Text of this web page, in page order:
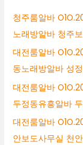
알
바
대
전
여
성
알
바
청주룸알바
노래방알바 청주
대전룸알바
동노래방알바 성
대전룸알바
두정동유흥알바
대전룸알바
안보도사무실 천